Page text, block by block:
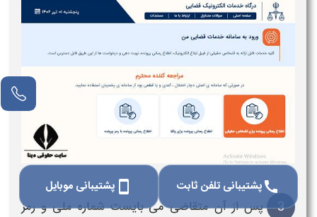
3 پس از آن متقاضی می بایستشمارهملی ورمز
callپشتیبانی تلفن ثابت smartphone پشتیبانی موبایل